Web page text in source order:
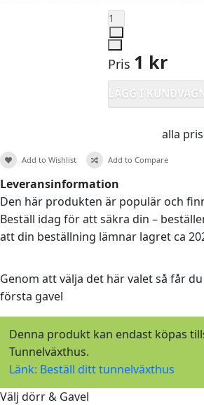
Pris 1 kr
alla
Add to Wishlist Add to Compare
Leveransinformation
Den här produkten är populär och
Beställ idag för att säkra din –
att din beställning lämnar lagret ca
Genom att välja det här valet så får
första gavel
Denna produkt kan endast köpas
Tunnelväxthus.
Länk: Beställ ditt tunnelväxthus
Välj dörr & Gavel